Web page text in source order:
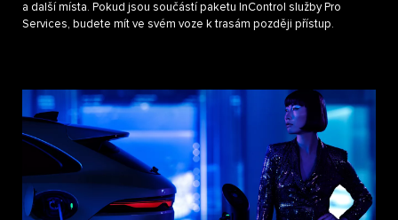
a další místa. Pokud jsou součástí paketu InControl služby Pro
Services, budete mít ve svém voze k trasám později přístup.